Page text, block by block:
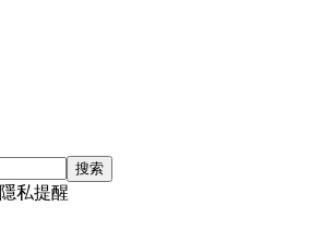
搜索
隱私提醒